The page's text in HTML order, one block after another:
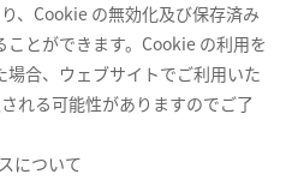
、Cookie の無効化及び保存済み
とができます。Cookie の利用を
合、ウェブサイトでご利用いた
れる可能性がありますのでご了
について